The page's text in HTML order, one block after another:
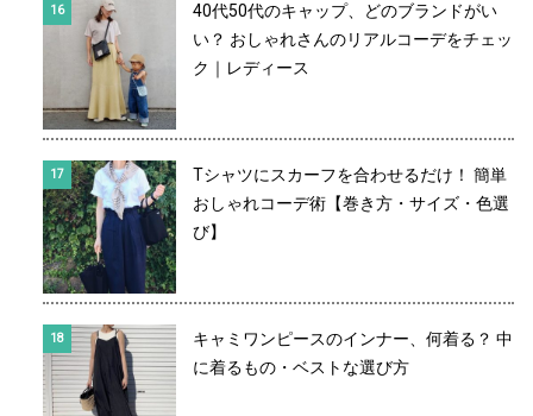
40代50代のキャップ、どのブランドがい
い？ おしゃれさんのリアルコーデをチェッ
ク｜レディース
Tシャツにスカーフを合わせるだけ！ 簡単
おしゃれコーデ術【巻き方・サイズ・色選
び】
キャミワンピースのインナー、何着る？ 中
に着るもの・ベストな選び方